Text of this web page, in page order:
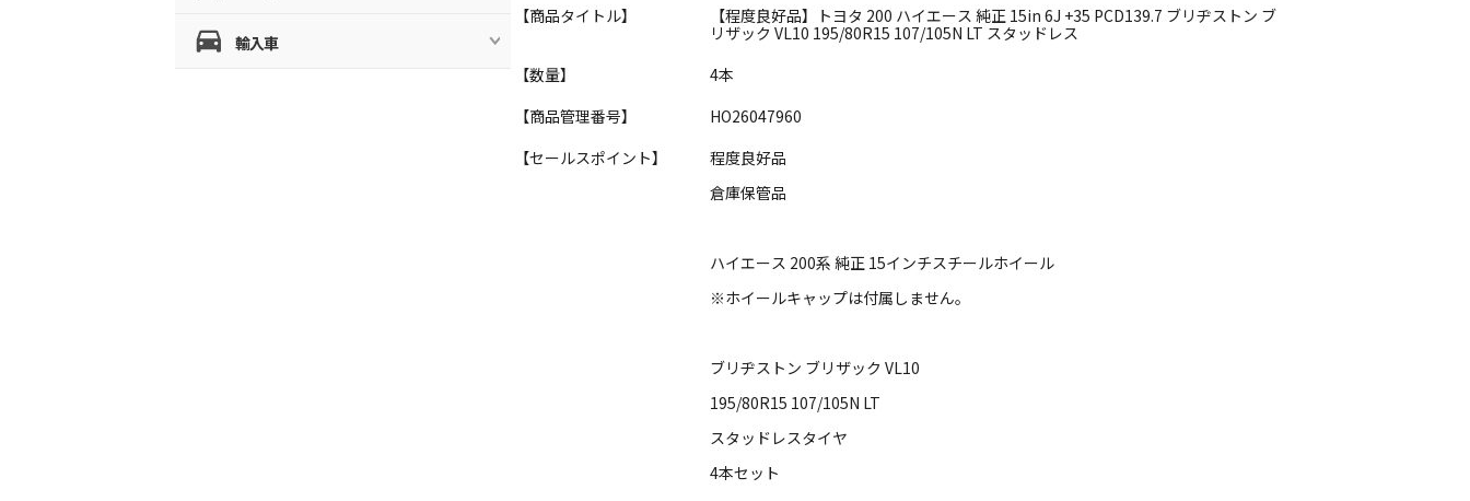
【商品タイトル】
【程度良好品】トヨタ 200 ハイエース 純正 15in 6J +35 PCD139.7 ブリヂストン ブ
リザック VL10 195/80R15 107/105N LT スタッドレス
【数量】
4本
【商品管理番号】
HO26047960
【セールスポイント】
程度良好品
倉庫保管品
ハイエース 200系 純正 15インチスチールホイール
※ホイールキャップは付属しません。
ブリヂストン ブリザック VL10
195/80R15 107/105N LT
スタッドレスタイヤ
4本セット
輸入車